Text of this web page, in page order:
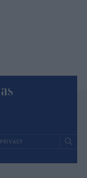
PRIVACY